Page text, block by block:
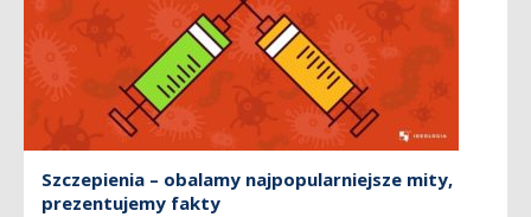
Szczepienia – obalamy najpopularniejsze mity,
prezentujemy fakty